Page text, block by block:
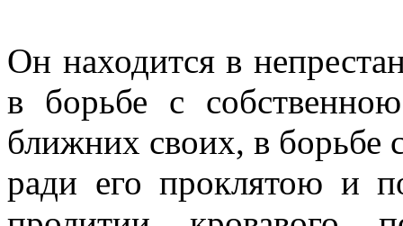
Он находится в
в борьбе с
ближних своих, в борьбе
ради его проклятою и